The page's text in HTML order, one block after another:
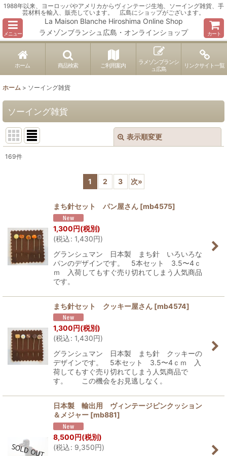
1988年以来、ヨーロッパやアメリカからヴィンテージ生地、ソーイング雑貨、手
芸材料を輸入、販売しています。 広島にショップがございます。
メニュー
La Maison Blanche Hiroshima Online Shop
ラメゾンブランシュ広島・オンラインショップ
カート
ホーム 商品検索 ご利用案内
ラメゾンブランシ
ュ広島
リンクサイト一覧
ホーム > ソーイング雑貨
ソーイング雑貨
表示順変更
169件
1 2 3 次»
まち針セット パン屋さん [mb4575]
1,300円(税別)
(税込: 1,430円)
グランシュマン 日本製 まち針 いろいろな
パンのデザインです。 5本セット 3.5〜4ｃ
ｍ 入荷してもすぐ売り切れてしまう人気商品
です。
まち針セット クッキー屋さん [mb4574]
1,300円(税別)
(税込: 1,430円)
グランシュマン 日本製 まち針 クッキーの
デザインです。 5本セット 3.5〜4ｃｍ 入
荷してもすぐ売り切れてしまう人気商品で
す。 この機会をお見逃しなく。
日本製 輸出用 ヴィンテージピンクッション
＆メジャー [mb881]
8,500円(税別)
(税込: 9,350円)